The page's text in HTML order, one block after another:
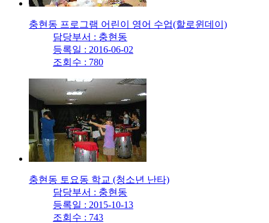
충현동 프로그램 어린이 영어 수업(할로윈데이)
담당부서 : 충현동
등록일 : 2016-06-02
조회수 : 780
충현동 토요동 학교 (청소년 난타)
담당부서 : 충현동
등록일 : 2015-10-13
조회수 : 743